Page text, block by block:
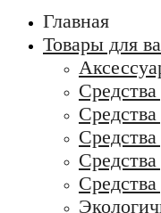
Главная
Товары для